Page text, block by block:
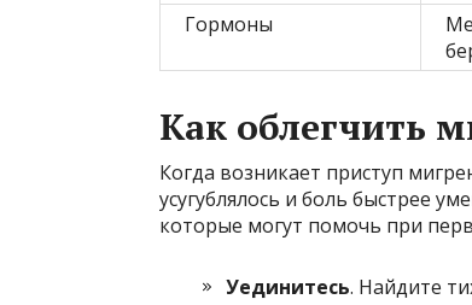
Гормоны
Как облегчить
Когда возникает приступ
усугублялось и боль быстрее
которые могут помочь при
Уединитесь. Найдите